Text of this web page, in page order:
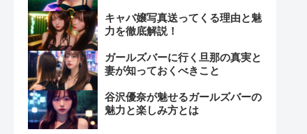
キャバ嬢写真送ってくる理由と魅
力を徹底解説！
ガールズバーに行く旦那の真実と
妻が知っておくべきこと
谷沢優奈が魅せるガールズバーの
魅力と楽しみ方とは